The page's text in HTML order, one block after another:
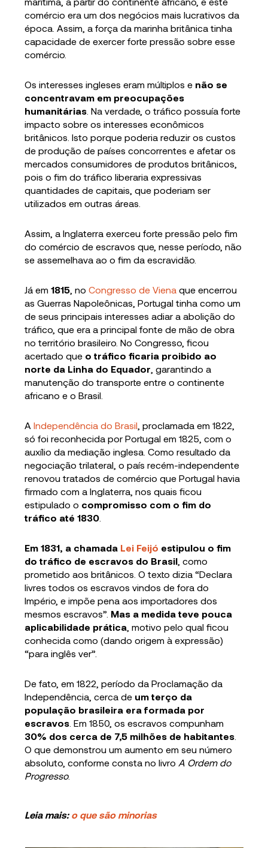
comércio era um dos negócios mais lucrativos da
época. Assim, a força da marinha britânica tinha
capacidade de exercer forte pressão sobre esse
comércio.
Os interesses ingleses eram múltiplos e não se
concentravam em preocupações
humanitárias . Na verdade, o tráfico possuía forte
impacto sobre os interesses econômicos
britânicos. Isto porque poderia reduzir os custos
de produção de países concorrentes e afetar os
mercados consumidores de produtos britânicos,
pois o fim do tráfico liberaria expressivas
quantidades de capitais, que poderiam ser
utilizados em outras áreas.
Assim, a Inglaterra exerceu forte pressão pelo fim
do comércio de escravos que, nesse período, não
se assemelhava ao o fim da escravidão.
Já em1815 , noCongresso de Viena que encerrou
as Guerras Napoleônicas, Portugal tinha como um
de seus principais interesses adiar a abolição do
tráfico, que era a principal fonte de mão de obra
no território brasileiro. No Congresso, ficou
acertado que o tráfico ficaria proibido ao
norte da Linha do Equador , garantindo a
manutenção do transporte entre o continente
africano e o Brasil.
AIndependência do Brasil , proclamada em 1822,
só foi reconhecida por Portugal em 1825, com o
auxílio da mediação inglesa. Como resultado da
negociação trilateral, o país recém-independente
renovou tratados de comércio que Portugal havia
firmado com a Inglaterra, nos quais ficou
estipulado o compromisso com o fim do
tráfico até 1830
Em 1831, a chamada Lei Feijó estipulou o fim
do tráfico de escravos do Brasil , como
prometido aos britânicos. O texto dizia “Declara
livres todos os escravos vindos de fora do
Império, e impõe pena aos importadores dos
mesmos escravos”. Mas a medida teve pouca
aplicabilidade prática , motivo pelo qual ficou
conhecida como (dando origem à expressão)
“para inglês ver”.
De fato, em 1822, período da Proclamação da
Independência, cerca de um terço da
população brasileira era formada por
escravos . Em 1850, os escravos compunham
30% dos cerca de 7,5 milhões de habitantes
O que demonstrou um aumento em seu número
absoluto, conforme consta no livro A Ordem do
Progresso.
Leia mais: o que são minorias